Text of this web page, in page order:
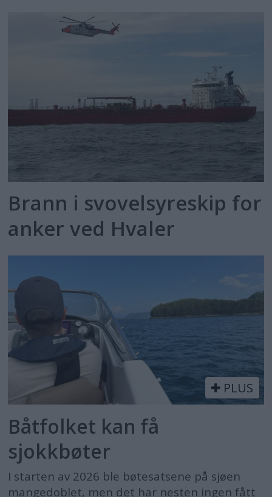
Brann i svovelsyreskip for
anker ved Hvaler
PLUS
Båtfolket kan få
sjokkbøter
I starten av 2026 ble bøtesatsene på sjøen
mangedoblet, men det har nesten ingen fått